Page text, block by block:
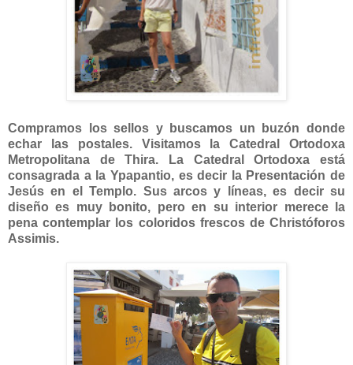
Compramos los sellos y buscamos un buzón donde
echar las postales. Visitamos la Catedral Ortodoxa
Metropolitana de Thira. La Catedral Ortodoxa está
consagrada a la Ypapantio, es decir la Presentación de
Jesús en el Templo. Sus arcos y líneas, es decir su
diseño es muy bonito, pero en su interior merece la
pena contemplar los coloridos frescos de Christóforos
Assimis.